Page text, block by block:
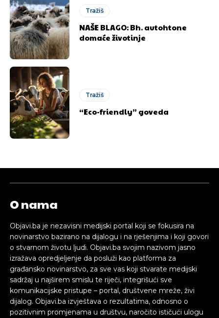
[wpuf_form id=”7463”]
[wpuf_form id=”7463”]
Tražiš
NAŠE BLAGO: Bh. autohtone
domaće životinje
Tražiš
“Eco-friendly” goveda
O nama
Objavi.ba je nezavisni medijski portal koji se fokusira na
novinarstvo bazirano na dijalogu i na rješenjima i koji govori
o stvarnom životu ljudi. Objavi.ba svojim nazivom jasno
izražava opredjeljenje da posluži kao platforma za
građansko novinarstvo, za sve vas koji stvarate medijski
sadržaj u najširem smislu te riječi, integrišući sve
komunikacijske pristupe – portal, društvene mreže, živi
dijalog. Objavi.ba izvještava o rezultatima, odnosno o
pozitivnim promjenama u društvu, naročito ističući ulogu